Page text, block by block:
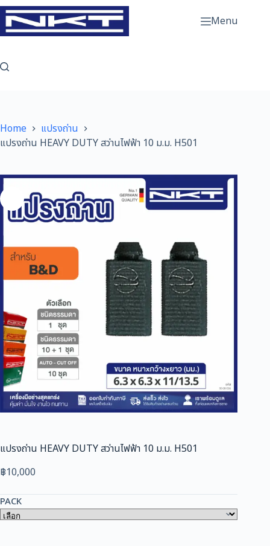
Skip
to
content
Menu
Home
แปรงถ่าน
แปรงถ่าน HEAVY DUTY สว่านไฟฟ้า 10 ม.ม. H501
แปรงถ่าน HEAVY DUTY สว่านไฟฟ้า 10 ม.ม. H501
฿10,000
PACK